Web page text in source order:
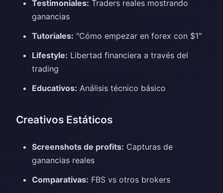
Testimoniales: Traders reales mostrando
ganancias
Tutoriales: "Cómo empezar en forex con $1"
Lifestyle: Libertad financiera a través del
trading
Educativos: Análisis técnico básico
Creativos Estáticos
Screenshots de profits: Capturas de
ganancias reales
Comparativas: FBS vs otros brokers